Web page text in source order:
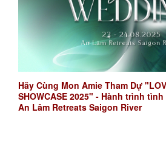
Hãy Cùng Mon Amie Tham Dự
SHOWCASE 2025" - Hành trình
An Lâm Retreats Saigon River